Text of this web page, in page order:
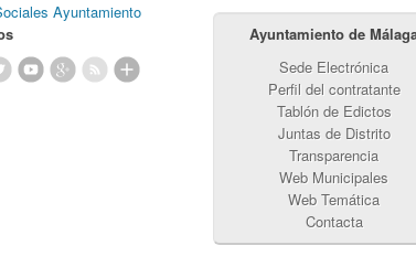
Ayuntamiento
Ayuntamiento de
Sede Electrónica
Perfil del contratante
Tablón de Edictos
Juntas de Distrito
Transparencia
Web Municipales
Web Temática
Contacta